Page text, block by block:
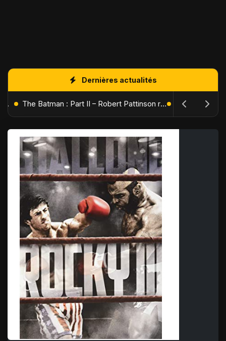
Dernières actualités
L'Âge de Glace : Le Réveil du Volcan – Manny, Sid et Diego de retour pour une aventure explosive The Batman : Part II – Robert Pattinson replonge dans les ténèbres de Gotham dès octobre 2027